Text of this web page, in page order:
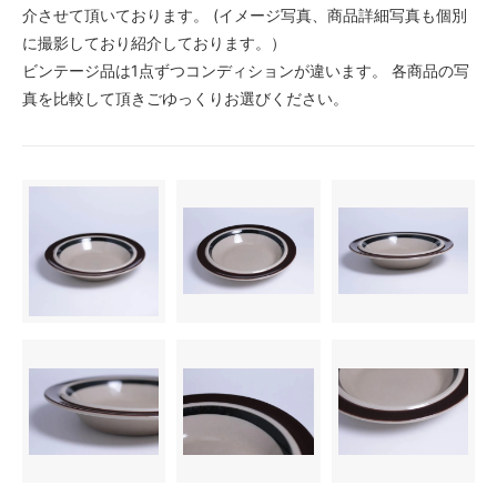
介させて頂いております。 (イメージ写真、商品詳細写真も個別
に撮影しており紹介しております。）
ビンテージ品は1点ずつコンディションが違います。 各商品の写
真を比較して頂きごゆっくりお選びください。